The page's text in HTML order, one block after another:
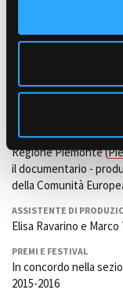
Bajani (Supervisione
PRODUTTORE
Stefilm International
con il sostegno di
Regione Piemonte (
il documentario -
della Comunità
ASSISTENTE DI
Elisa Ravarino e Marco
PREMI E FESTIVAL
In concordo nella
2015-2016